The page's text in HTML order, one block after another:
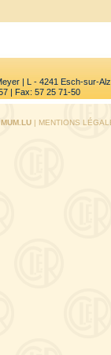
| L - 4241 Esch-sur-
| Fax: 57 25 71-50
MUM.LU | MENTIONS